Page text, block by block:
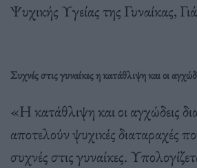
Ψυχικής Υγείας της Γυναίκας,
Συχνές στις γυναίκες η κατάθλιψη και οι
«Η κατάθλιψη και οι αγχώδεις
αποτελούν ψυχικές διαταραχές
συχνές στις γυναίκες.